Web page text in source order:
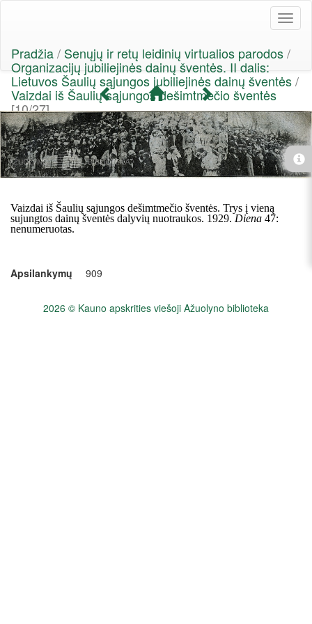
Pradžia/ Senųjų ir retų leidinių virtualios parodos/
Organizacijų jubiliejinės dainų šventės. II dalis:
Lietuvos Šaulių sąjungos jubiliejinės dainų šventės/
Vaizdai iš Šaulių sąjungos dešimtmečio šventės
[10/27]
Vaizdai iš Šaulių sąjungos dešimtmečio šventės. Trys į vieną
sujungtos dainų šventės dalyvių nuotraukos. 1929. Diena 47:
nenumeruotas.
Apsilankymų 909
2026 © Kauno apskrities viešoji Ažuolyno biblioteka